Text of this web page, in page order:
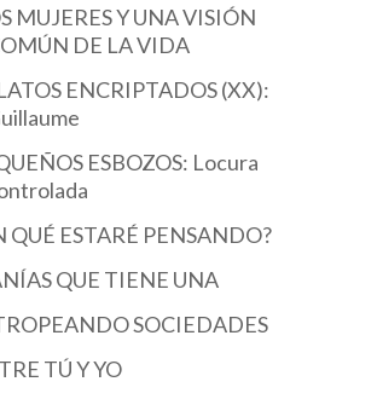
MUJERES Y UNA VISIÓN
DE LA VIDA
ENCRIPTADOS (XX):
ESBOZOS: Locura
QUÉ ESTARÉ PENSANDO?
QUE TIENE UNA
SOCIEDADES
TÚ Y YO